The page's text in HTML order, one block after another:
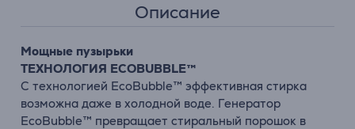
Описание
Мощные пузырьки
ТЕХНОЛОГИЯ ECOBUBBLE™
С технологией EcoBubble™ эффективная стирка
возможна даже в холодной воде. Генератор
EcoBubble™ превращает стиральный порошок в